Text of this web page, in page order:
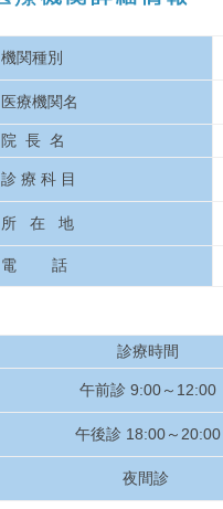
機関種別
医療機関名
院 長 名
診 療 科 目
所 在 地
電 話
診療時間
午前診 9:00～12:00
午後診 18:00～20:00
夜間診